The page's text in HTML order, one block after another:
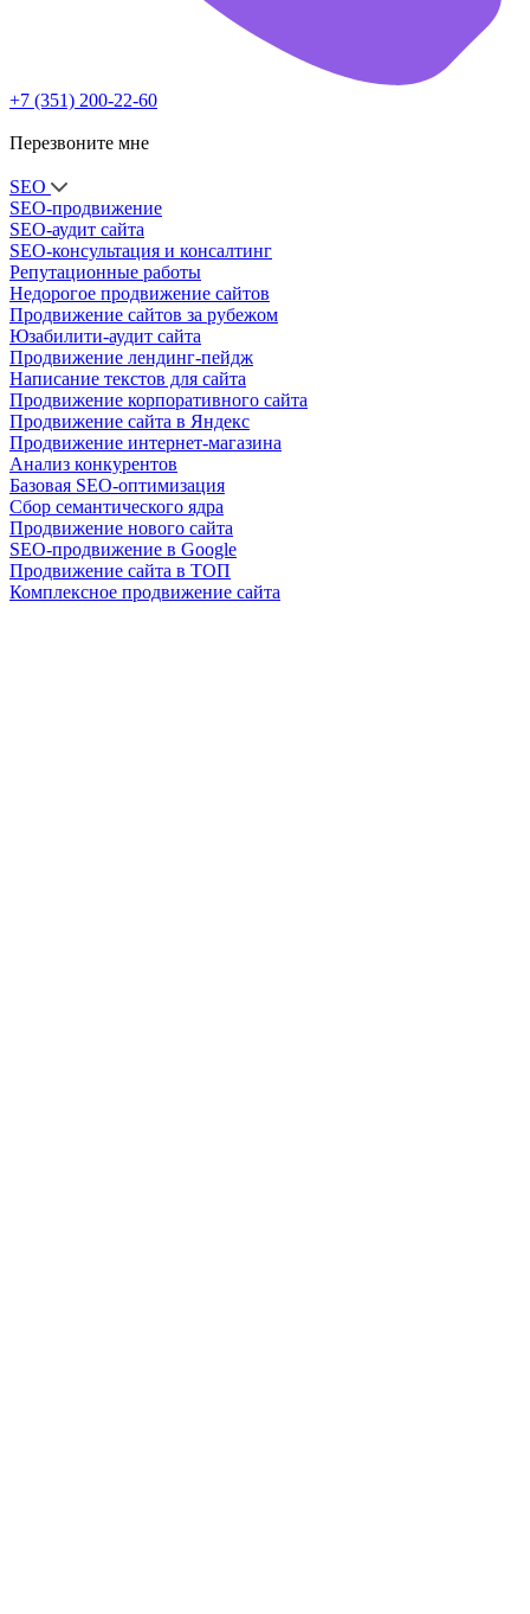
+7 (351) 200-22-60
Перезвоните мне
SEO